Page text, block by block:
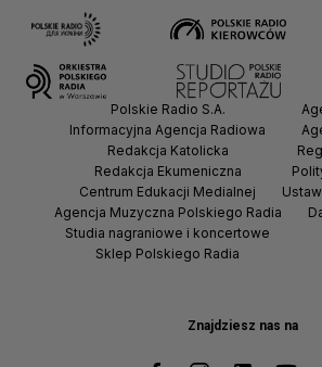
Znajdziesz nas na
Polskie Radio S.A.
Informacyjna Agencja Radiowa
Redakcja Katolicka
Redakcja Ekumeniczna
Centrum Edukacji Medialnej
Agencja Muzyczna Polskiego Radia
Studia nagraniowe i koncertowe
Sklep Polskiego Radia